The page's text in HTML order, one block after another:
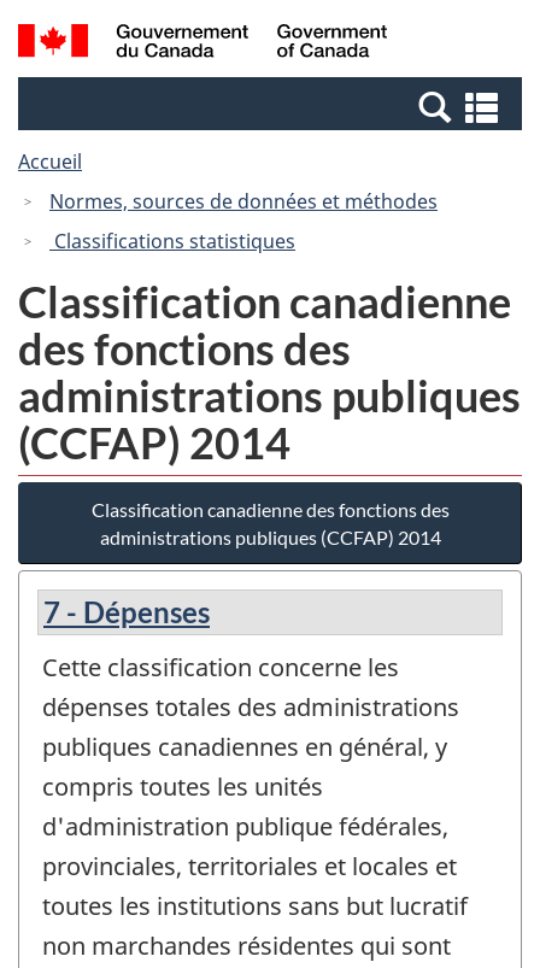
Passer
au
Passer
au
Passer
à
Canada
Recherche
et
et
Accueil
Normes, sources de données et méthodes
Classifications statistiques
Classification canadienne
des fonctions des
administrations publiques
(CCFAP) 2014
Classification canadienne des fonctions des
administrations publiques (CCFAP) 2014
7 - Dépenses
Cette classification concerne les
dépenses totales des administrations
publiques canadiennes en général, y
compris toutes les unités
d'administration publique fédérales,
provinciales, territoriales et locales et
toutes les institutions sans but lucratif
non marchandes résidentes qui sont